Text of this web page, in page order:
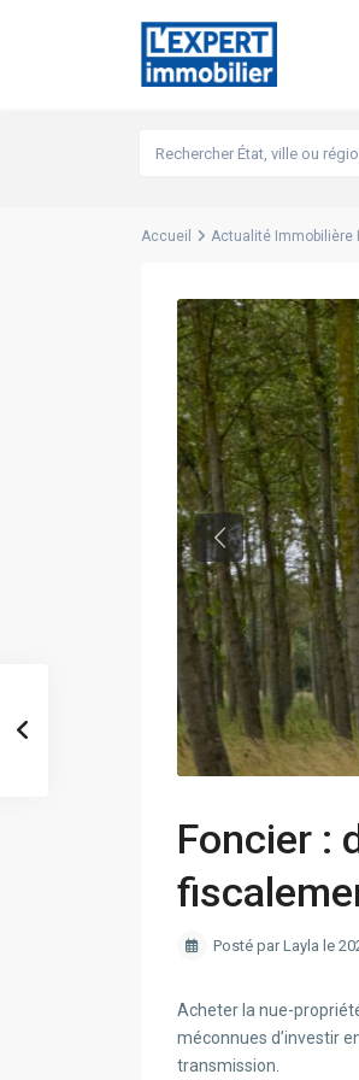
Accueil Actualité Immobilière
Foncier :
Posté par Layla le
Acheter la nue-
méconnues d’investir
transmission.